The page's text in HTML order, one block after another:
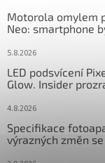
Motorola omylem
Neo: smartphone
5.8.2026
LED podsvícení
Glow. Insider
4.8.2026
Specifikace
výrazných změn